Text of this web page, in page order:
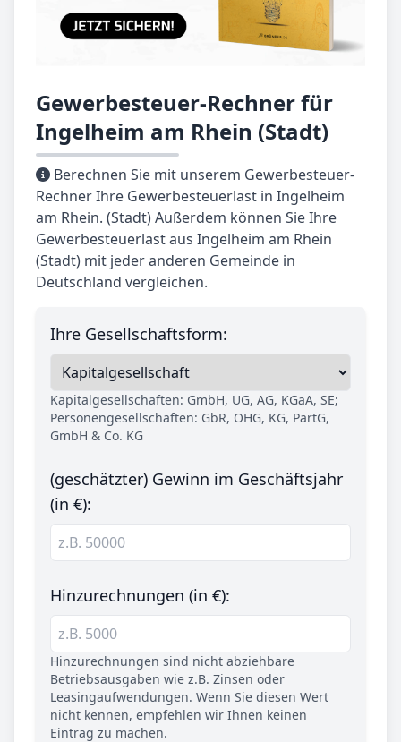
Gewerbesteuer-Rechner für
Ingelheim am Rhein (Stadt)
Berechnen Sie mit unserem Gewerbesteuer-
Rechner Ihre Gewerbesteuerlast in Ingelheim
am Rhein. (Stadt) Außerdem können Sie Ihre
Gewerbesteuerlast aus Ingelheim am Rhein
(Stadt) mit jeder anderen Gemeinde in
Deutschland vergleichen.
Ihre Gesellschaftsform:
Kapitalgesellschaften: GmbH, UG, AG, KGaA, SE;
Personengesellschaften: GbR, OHG, KG, PartG,
GmbH & Co. KG
(geschätzter) Gewinn im Geschäftsjahr
(in €):
Hinzurechnungen (in €):
Hinzurechnungen sind nicht abziehbare
Betriebsausgaben wie z.B. Zinsen oder
Leasingaufwendungen. Wenn Sie diesen Wert
nicht kennen, empfehlen wir Ihnen keinen
Eintrag zu machen.